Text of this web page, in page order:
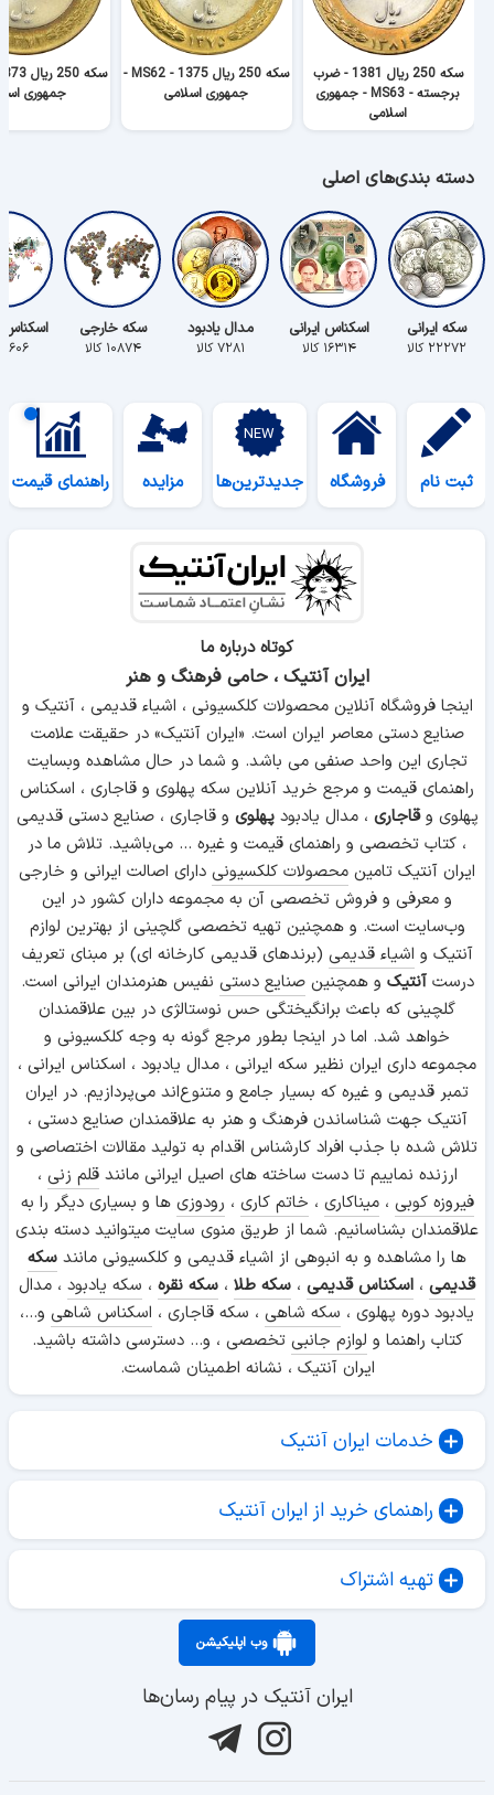
سکه 250 ریال 1381 - ضرب
برجسته - MS63 - جمهوری
اسلامی
سکه 250 ریال 1375 - MS62 -
جمهوری اسلامی
جمهوری
دسته بندی‌های اصلی
سکه ایرانی
۲۲۲۷۲ کالا
اسکناس ایرانی
۱۶۳۱۴ کالا
مدال یادبود
۷۲۸۱ کالا
سکه خارجی
۱۰۸۷۴ کالا ۵۶۰۶ کالا
ثبت نام فروشگاه جدیدترین‌ها مزایده راهنمای قیمت
کوتاه درباره ما
ایران آنتیک ، حامی فرهنگ و هنر
اینجا فروشگاه آنلاین محصولات کلکسیونی ، اشیاء قدیمی ، آنتیک و
صنایع دستی معاصر ایران است. «ایران آنتیک» در حقیقت علامت
تجاری این واحد صنفی می باشد. و شما در حال مشاهده وبسایت
راهنمای قیمت و مرجع خرید آنلاین سکه پهلوی و قاجاری ، اسکناس
پهلوی وقاجاری ، مدال یادبودپهلوی و قاجاری ، صنایع دستی قدیمی
، کتاب تخصصی و راهنمای قیمت و غیره ... می‌باشید. تلاش ما در
ایران آنتیک تامین محصولات کلکسیونی دارای اصالت ایرانی و خارجی
و معرفی و فروش تخصصی آن به مجموعه داران کشور در این
وب‌سایت است. و همچنین تهیه تخصصی گلچینی از بهترین لوازم
آنتیک و اشیاء قدیمی (برندهای قدیمی کارخانه ای) بر مبنای تعریف
درستآنتیک و همچنینصنایع دستی نفیس هنرمندان ایرانی است.
گلچینی که باعث برانگیختگی حس نوستالژی در بین علاقمندان
خواهد شد. اما در اینجا بطور مرجع گونه به وجه کلکسیونی و
مجموعه داری ایران نظیر سکه ایرانی ، مدال یادبود ، اسکناس ایرانی ،
تمبر قدیمی و غیره که بسیار جامع و متنوع‌اند می‌پردازیم. در ایران
آنتیک جهت شناساندن فرهنگ و هنر به علاقمندان صنایع دستی ،
تلاش شده با جذب افراد کارشناس اقدام به تولید مقالات اختصاصی و
ارزنده نماییم تا دست ساخته های اصیل ایرانی مانندقلم زنی ،
فیروزه کوبی ،میناکاری ، خاتم کاری ، رودوزی ها و بسیاری دیگر را به
علاقمندان بشناسانیم. شما از طریق منوی سایت میتوانید دسته بندی
ها را مشاهده و به انبوهی از اشیاء قدیمی و کلکسیونی مانند سکه
قدیمی ، اسکناس قدیمی ، سکه طلا ، سکه نقره ، سکه یادبود ، مدال
یادبود دوره پهلوی ، سکه شاهی ، سکه قاجاری ، اسکناس شاهی و...،
کتاب راهنما و لوازم جانبی تخصصی ، و... دسترسی داشته باشید.
ایران آنتیک ، نشانه اطمینان شماست.
خدمات ایران آنتیک
راهنمای خرید از ایران آنتیک
تهیه اشتراک
وب اپلیکیشن
ایران آنتیک در پیام رسان‌ها